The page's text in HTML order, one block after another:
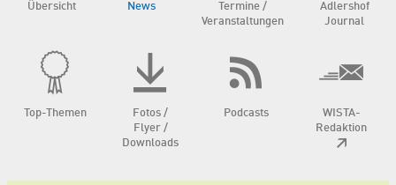
Übersicht News
Termine /
Veranstaltungen
Adlershof
Journal
Top-Themen
Fotos /
Flyer /
Downloads
Podcasts
WISTA-
Redaktion